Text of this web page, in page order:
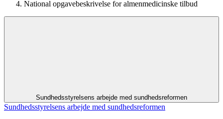
National opgavebeskrivelse for almenmedicinske tilbud
Sundhedsstyrelsens arbejde med sundhedsreformen
Sundhedsstyrelsens arbejde med sundhedsreformen